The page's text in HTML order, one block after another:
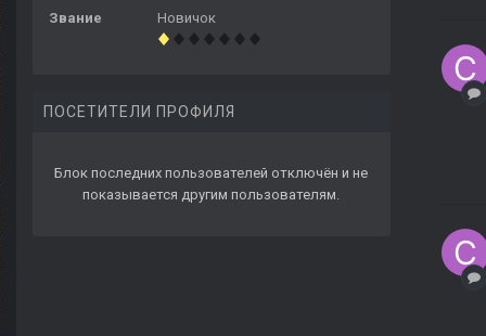
Звание Новичок
ПОСЕТИТЕЛИ ПРОФИЛЯ
Блок последних пользователей отключён и не
показывается другим пользователям.